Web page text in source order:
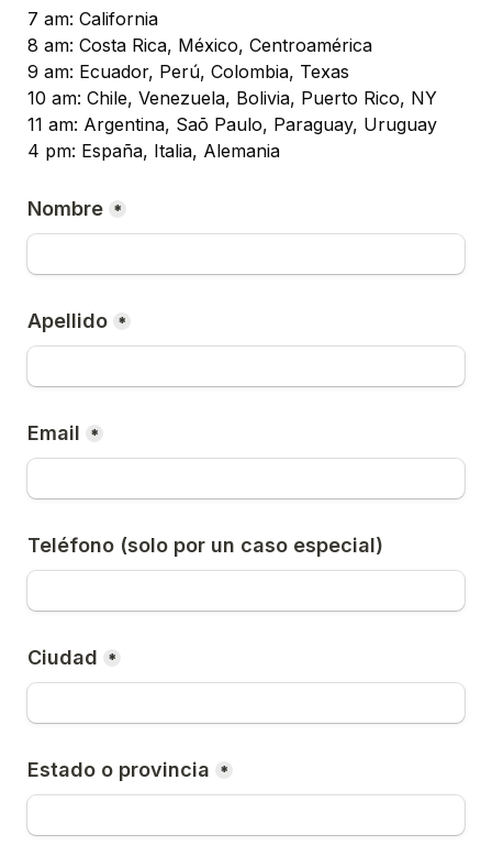
7 am: California
8 am: Costa Rica, México, Centroamérica
9 am: Ecuador, Perú, Colombia, Texas
10 am: Chile, Venezuela, Bolivia, Puerto Rico, NY
11 am: Argentina, Saō Paulo, Paraguay, Uruguay
4 pm: España, Italia, Alemania
Nombre *
Apellido *
Email *
Teléfono (solo por un caso especial)
Ciudad *
Estado o provincia *